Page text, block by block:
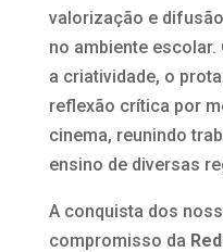
valorização e
no ambiente
a criatividade, o
reflexão crítica por
cinema, reunindo
ensino de diversas
A conquista dos
compromisso da